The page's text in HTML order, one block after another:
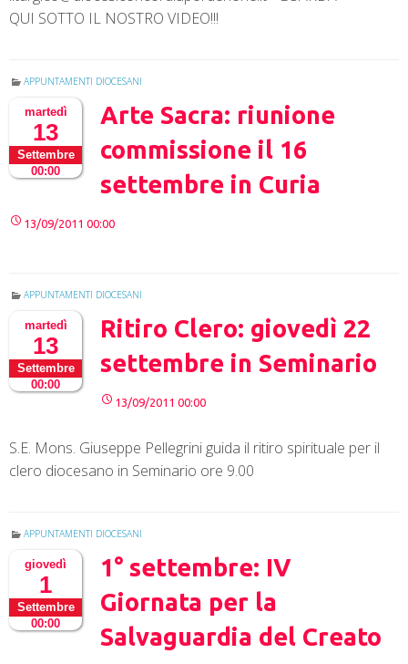
QUI SOTTO IL NOSTRO VIDEO!!!
APPUNTAMENTI DIOCESANI
martedì
13
Settembre
00:00
Arte Sacra: riunione
commissione il 16
settembre in Curia
13/09/2011 00:00
APPUNTAMENTI DIOCESANI
martedì
13
Settembre
00:00
Ritiro Clero: giovedì 22
settembre in Seminario
13/09/2011 00:00
S.E. Mons. Giuseppe Pellegrini guida il ritiro spirituale per il
clero diocesano in Seminario ore 9.00
APPUNTAMENTI DIOCESANI
giovedì
1
Settembre
00:00
1° settembre: IV
Giornata per la
Salvaguardia del Creato